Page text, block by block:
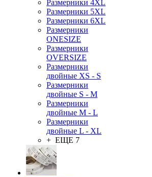
Размерники 4XL
Размерники 5XL
Размерники 6XL
Размерники
ONESIZE
Размерники
OVERSIZE
Размерники
двойные XS - S
Размерники
двойные S - M
Размерники
двойные M - L
Размерники
двойные L - XL
+ ЕЩЕ 7